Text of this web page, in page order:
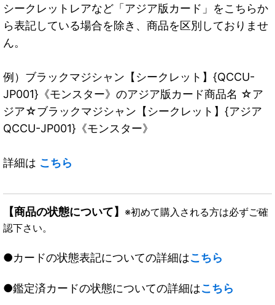
シークレットレアなど「アジア版カード」をこちらか
ら表記している場合を除き、商品を区別しておりませ
ん。
例）ブラックマジシャン【シークレット】{QCCU-
JP001}《モンスター》のアジア版カード商品名 ☆ア
ジア☆ブラックマジシャン【シークレット】{アジア
QCCU-JP001}《モンスター》
詳細は こちら
【商品の状態について】 ※初めて購入される方は必ずご確
認下さい。
●カードの状態表記についての詳細はこちら
●鑑定済カードの状態についての詳細はこちら